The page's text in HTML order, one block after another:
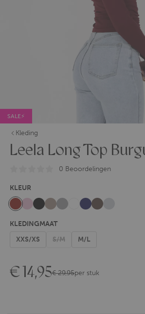
SALE⚡
Kleding
Leela Long Top
0 Beoordelingen
KLEUR
KLEDINGMAAT
XXS/XS
S/M M/L
€ 14,95€ 29,95per stuk